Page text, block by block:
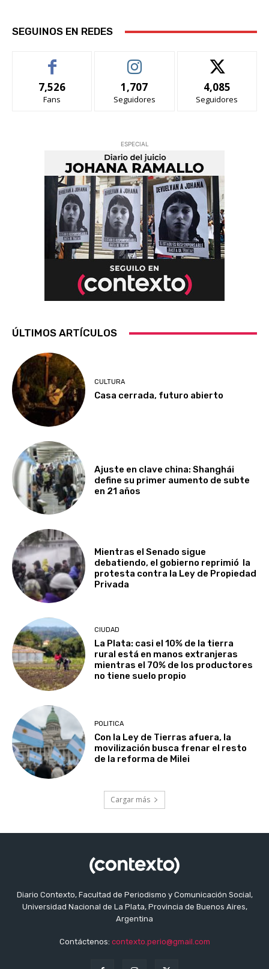
SEGUINOS EN REDES
7,526
Fans
1,707
Seguidores
4,085
Seguidores
ESPECIAL
ÚLTIMOS ARTÍCULOS
CULTURA
Casa cerrada, futuro abierto
Ajuste en clave china: Shanghái
define su primer aumento de subte
en 21 años
Mientras el Senado sigue
debatiendo, el gobierno reprimió la
protesta contra la Ley de Propiedad
Privada
CIUDAD
La Plata: casi el 10% de la tierra
rural está en manos extranjeras
mientras el 70% de los productores
no tiene suelo propio
POLITICA
Con la Ley de Tierras afuera, la
movilización busca frenar el resto
de la reforma de Milei
Cargar más
Diario Contexto, Facultad de Periodismo y Comunicación Social,
Universidad Nacional de La Plata, Provincia de Buenos Aires,
Argentina
Contáctenos: contexto.perio@gmail.com